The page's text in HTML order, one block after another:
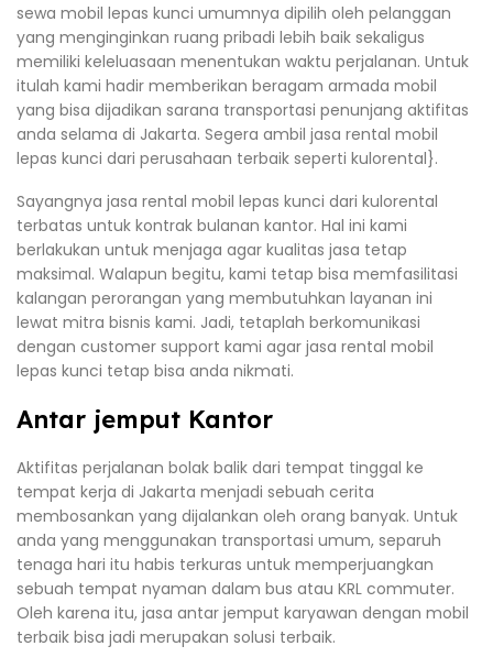
sewa mobil lepas kunci umumnya dipilih oleh pelanggan
yang menginginkan ruang pribadi lebih baik sekaligus
memiliki keleluasaan menentukan waktu perjalanan. Untuk
itulah kami hadir memberikan beragam armada mobil
yang bisa dijadikan sarana transportasi penunjang aktifitas
anda selama di Jakarta. Segera ambil jasa rental mobil
lepas kunci dari perusahaan terbaik seperti kulorental}.
Sayangnya jasa rental mobil lepas kunci dari kulorental
terbatas untuk kontrak bulanan kantor. Hal ini kami
berlakukan untuk menjaga agar kualitas jasa tetap
maksimal. Walapun begitu, kami tetap bisa memfasilitasi
kalangan perorangan yang membutuhkan layanan ini
lewat mitra bisnis kami. Jadi, tetaplah berkomunikasi
dengan customer support kami agar jasa rental mobil
lepas kunci tetap bisa anda nikmati.
Antar jemput Kantor
Aktifitas perjalanan bolak balik dari tempat tinggal ke
tempat kerja di Jakarta menjadi sebuah cerita
membosankan yang dijalankan oleh orang banyak. Untuk
anda yang menggunakan transportasi umum, separuh
tenaga hari itu habis terkuras untuk memperjuangkan
sebuah tempat nyaman dalam bus atau KRL commuter.
Oleh karena itu, jasa antar jemput karyawan dengan mobil
terbaik bisa jadi merupakan solusi terbaik.